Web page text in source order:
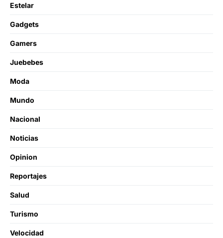
Estelar
Gadgets
Gamers
Juebebes
Moda
Mundo
Nacional
Noticias
Opinion
Reportajes
Salud
Turismo
Velocidad